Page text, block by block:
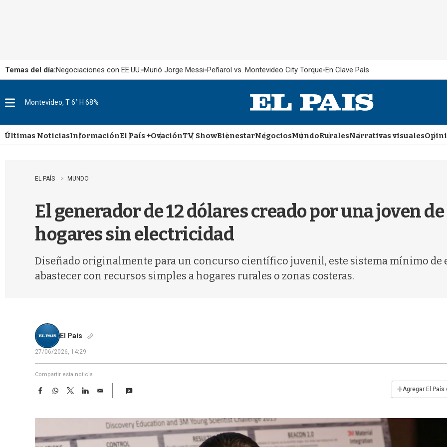
Temas del día:Negociaciones con EE.UU. Murió Jorge Messi Peñarol vs. Montevideo City Torque En Clave País
u
Montevideo, T 6° H 68%
Últimas NoticiasInformaciónEl País +OvaciónTV ShowBienestarNegociosMundoRuralesNarrativas visuales
EL PAÍS MUNDO
El generador de 12 dólares creado por una joven
hogares sin electricidad
Diseñado originalmente para un concurso científico juvenil, este sistema mínimo
abastecer con recursos simples a hogares rurales o zonas costeras.
El País
27/06/2026, 14:29
Compartir esta noticia
F
e
o
W
t
A
T
w
t
e
L
k
d
E
i
+Agregar El País